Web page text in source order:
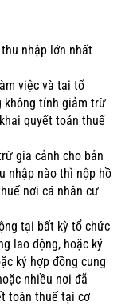
nhập lớn nhất
việc và tại tổ
không tính giảm trừ
quyết toán thuế
gia cảnh cho bản
nhập nào thì nộp hồ
nơi cá nhân cư
tại bất kỳ tổ chức
lao động, hoặc ký
ký hợp đồng cung
nhiều nơi đã
toán thuế tại cơ